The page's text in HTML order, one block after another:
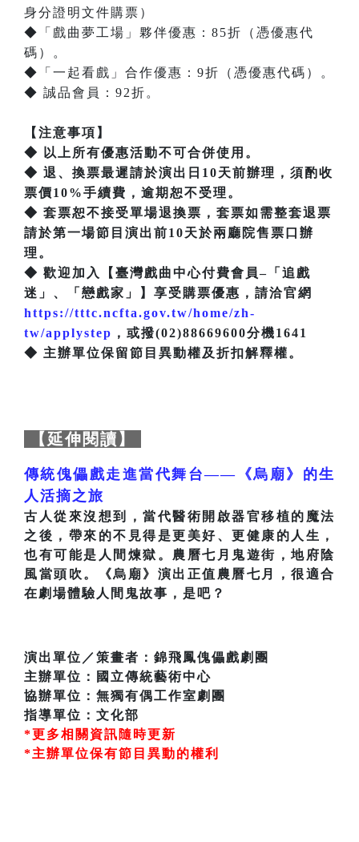
身分證明文件購票）
◆「戲曲夢工場」夥伴優惠：85折（憑優惠代
碼）。
◆「一起看戲」合作優惠：9折（憑優惠代碼）。
◆ 誠品會員：92折。
【注意事項】
◆ 以上所有優惠活動不可合併使用。
◆ 退、換票最遲請於演出日10天前辦理，須酌收
票價10%手續費，逾期恕不受理。
◆ 套票恕不接受單場退換票，套票如需整套退票
請於第一場節目演出前10天於兩廳院售票口辦
理。
◆ 歡迎加入【臺灣戲曲中心付費會員–「追戲
迷」、「戀戲家」】享受購票優惠，請洽官網
https://tttc.ncfta.gov.tw/home/zh-
tw/applystep ，或撥(02)88669600分機1641
◆ 主辦單位保留節目異動權及折扣解釋權。
【延伸閱讀】
傳統傀儡戲走進當代舞台——《烏廟》的生
人活摘之旅
古人從來沒想到，當代醫術開啟器官移植的魔法
之後，帶來的不見得是更美好、更健康的人生，
也有可能是人間煉獄。農曆七月鬼遊街，地府陰
風當頭吹。《烏廟》演出正值農曆七月，很適合
在劇場體驗人間鬼故事，是吧？
演出單位／策畫者：錦飛鳳傀儡戲劇團
主辦單位：國立傳統藝術中心
協辦單位：無獨有偶工作室劇團
指導單位：文化部
*更多相關資訊隨時更新
*主辦單位保有節目異動的權利